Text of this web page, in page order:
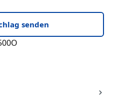
senden